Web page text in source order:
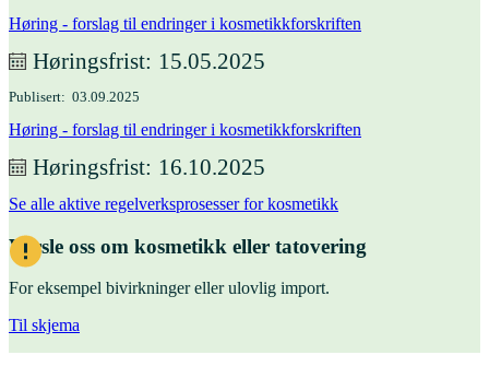
Høring - forslag til endringer i kosmetikkforskriften
Høringsfrist 15.05.2025
Publisert 03.09.2025
Høring - forslag til endringer i kosmetikkforskriften
Høringsfrist 16.10.2025
Se alle aktive regelverksprosesser for kosmetikk
Varsle oss om kosmetikk eller tatovering
For eksempel bivirkninger eller ulovlig import.
Til skjema